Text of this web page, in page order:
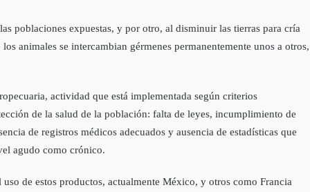
poblaciones expuestas, y por otro, al disminuir las tierras para cría
animales se intercambian gérmenes permanentemente unos a otros,
actividad que está implementada según criterios
de la salud de la población: falta de leyes, incumplimiento de
de registros médicos adecuados y ausencia de estadísticas que
agudo como crónico.
de estos productos, actualmente México, y otros como Francia